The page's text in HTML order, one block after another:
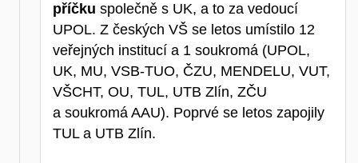
příčku společně s UK, a to za vedoucí
UPOL. Z českých VŠ se letos umístilo 12
veřejných institucí a 1 soukromá (UPOL,
UK, MU, VSB-TUO, ČZU, MENDELU, VUT,
VŠCHT, OU, TUL, UTB Zlín, ZČU
a soukromá AAU). Poprvé se letos zapojily
TUL a UTB Zlín.